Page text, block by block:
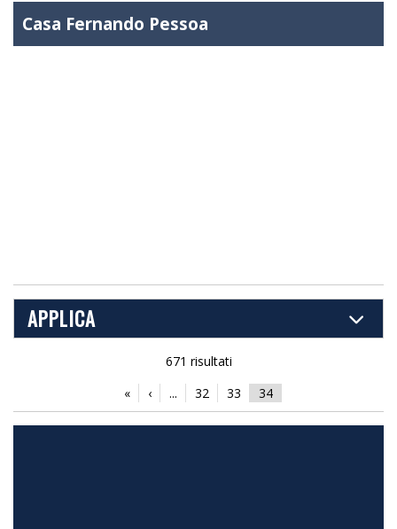
Casa Fernando Pessoa
APPLICA
671 risultati
«
‹ ... 32 33 34